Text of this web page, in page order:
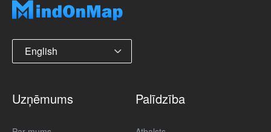
English
Uzņēmums Palīdzība